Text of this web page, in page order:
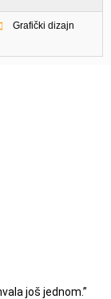
Grafički dizajn
još jednom.”